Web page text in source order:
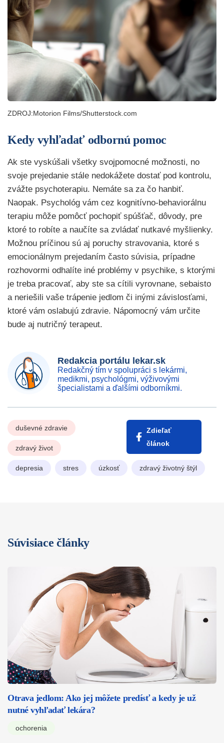
ZDROJ:Motorion Films/Shutterstock.com
Kedy vyhľadať odbornú pomoc
Ak ste vyskúšali všetky svojpomocné možnosti, no
svoje prejedanie stále nedokážete dostať pod kontrolu,
zvážte psychoterapiu. Nemáte sa za čo hanbiť.
Naopak. Psychológ vám cez kognitívno-behaviorálnu
terapiu môže pomôcť pochopiť spúšťač, dôvody, pre
ktoré to robíte a naučíte sa zvládať nutkavé myšlienky.
Možnou príčinou sú aj poruchy stravovania, ktoré s
emocionálnym prejedaním často súvisia, prípadne
rozhovormi odhalíte iné problémy v psychike, s ktorými
je treba pracovať, aby ste sa cítili vyrovnane, sebaisto
a neriešili vaše trápenie jedlom či inými závislosťami,
ktoré vám oslabujú zdravie. Nápomocný vám určite
bude aj nutričný terapeut.
Redakcia portálu lekar.sk
Redakčný tím v spolupráci s lekármi,
medikmi, psychológmi, výživovými
špecialistami a ďalšími odborníkmi.
duševné zdravie
zdravý život
Zdieľať
článok
depresia stres úzkosť zdravý životný štýl
Súvisiace články
Otrava jedlom: Ako jej môžete predísť a kedy je už
nutné vyhľadať lekára?
ochorenia